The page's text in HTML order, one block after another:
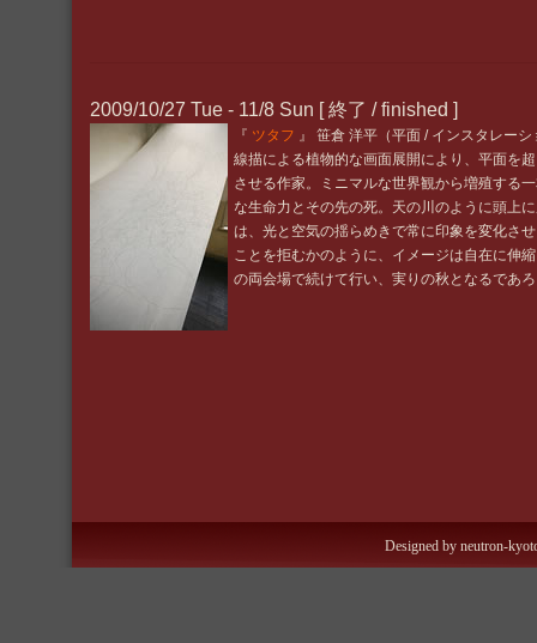
2009/10/27 Tue - 11/8 Sun [ 終了 / finished ]
『 ツタフ 』 笹倉 洋平（平面 / インスタレーシ
線描による植物的な画面展開により、平面を
させる作家。ミニマルな世界観から増殖する
な生命力とその先の死。天の川のように頭上
は、光と空気の揺らめきで常に印象を変化さ
ことを拒むかのように、イメージは自在に伸
の両会場で続けて行い、実りの秋となるであ
Designed by neutron-